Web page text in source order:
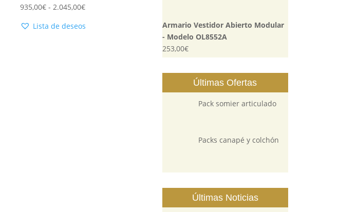
935,00€ - 2.045,00€
Lista de deseos
Armario Vestidor Abierto Modular
- Modelo OL8552A
253,00€
Últimas Ofertas
Pack somier articulado
Packs canapé y colchón
Últimas Noticias